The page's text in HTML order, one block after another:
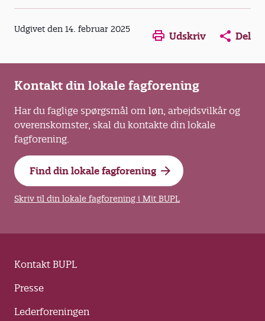
forældre med børn i mistrivsel og er
Neuropsykologisk Relationel Pædagogik.
og metoder fra pædagogikken,
hjerneforskningen (neurovidenskaberne) og
neuropsykologien.
Bogens målgruppe er pædagogisk
fagprofessionelle, konsulenter, vejledere og
ledere på dagtilbuds- og specialområdet.
Udgivet den 14. februar 2025 Opens in a new window
Opens in a new
Opens in
Udskriv Del
Kontakt din lokale fagforening
Har du faglige spørgsmål om løn, arbejdsvilkår og
overenskomster, skal du kontakte din lokale
fagforening.
Find din lokale fagforening
Skriv til din lokale fagforening i Mit BUPL
Kontakt BUPL
Presse
Lederforeningen